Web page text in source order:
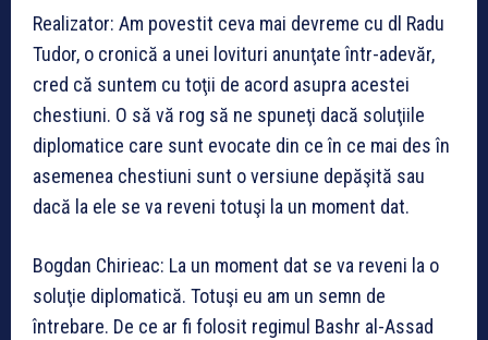
Realizator: Am povestit ceva mai devreme cu dl Radu
Tudor, o cronică a unei lovituri anunţate într-adevăr,
cred că suntem cu toţii de acord asupra acestei
chestiuni. O să vă rog să ne spuneţi dacă soluţiile
diplomatice care sunt evocate din ce în ce mai des în
asemenea chestiuni sunt o versiune depăşită sau
dacă la ele se va reveni totuşi la un moment dat.
Bogdan Chirieac: La un moment dat se va reveni la o
soluţie diplomatică. Totuşi eu am un semn de
întrebare. De ce ar fi folosit regimul Bashr al-Assad